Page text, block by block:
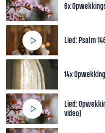
6x
Lied: Psalm
14x
Lied:
video]